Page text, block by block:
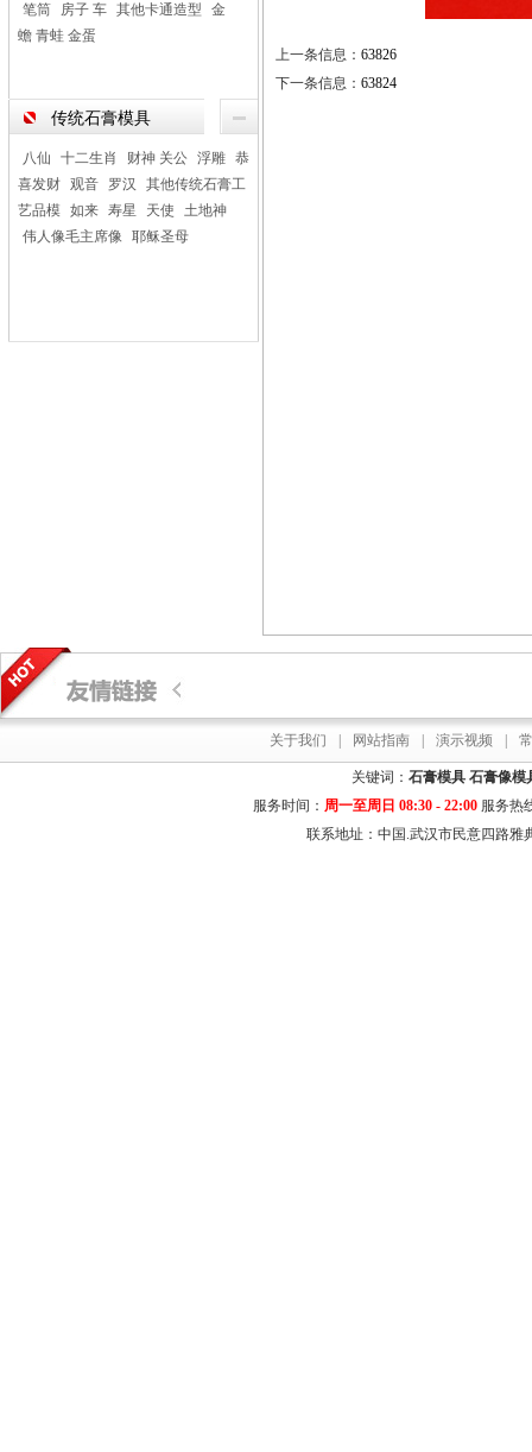
笔筒 房子 车 其他卡通造型
金
蟾 青蛙 金蛋
传统石膏模具
八仙 十二生肖 财神 关公 浮雕 恭
喜发财 观音 罗汉
其他传统石膏工
艺品模 如来 寿星 天使
土地神
伟人像毛主席像 耶稣圣母
上一条信息： 63826
下一条信息： 63824
关于我们 网站指南 演示视频
关键词： 石膏模具 石膏像模
服务时间： 周一至周日 08:30 - 22:00服务热
联系地址：中国.武汉市民意四路雅